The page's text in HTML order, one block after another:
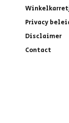
Privacy
Disclaimer
Contact